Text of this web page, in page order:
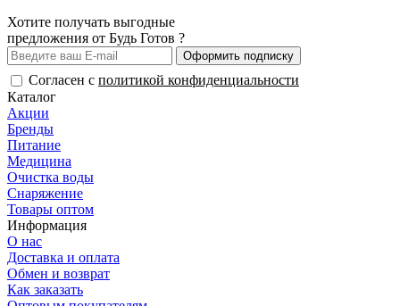
Хотите получать выгодные
предложения от Будь Готов ?
Оформить подписку
Согласен с политикой конфиденциальности
Каталог
Акции
Бренды
Питание
Медицина
Очистка воды
Снаряжение
Товары оптом
Информация
О нас
Доставка и оплата
Обмен и возврат
Как заказать